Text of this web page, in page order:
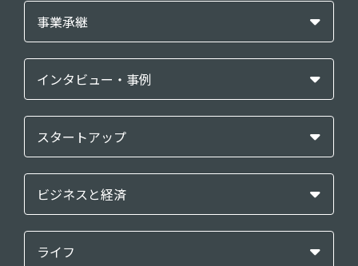
事業承継
インタビュー・事例
スタートアップ
ビジネスと経済
ライフ